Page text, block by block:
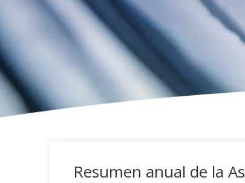
Resumen anual de la